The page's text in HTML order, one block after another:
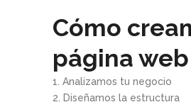
Cómo
página web
1. Analizamos tu negocio
2. Diseñamos la estructura